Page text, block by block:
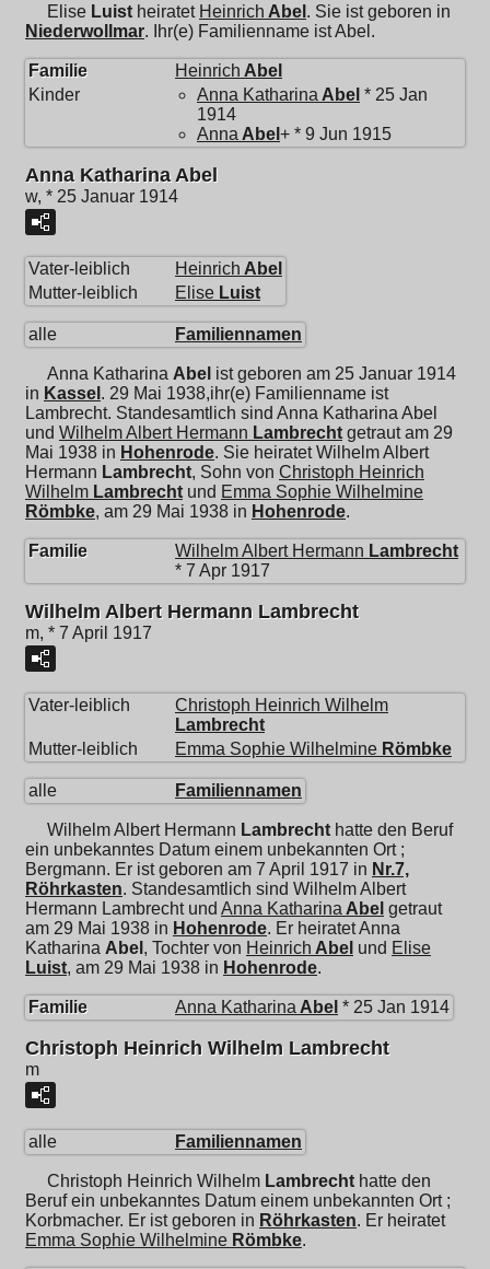
Elise Luist heiratet Heinrich Abel . Sie ist geboren in
Niederwollmar. Ihr(e) Familienname ist Abel.
Familie Heinrich Abel
Kinder
Anna Katharina Abel * 25 Jan
1914
Anna Abel + * 9 Jun 1915
Anna Katharina Abel
w, * 25 Januar 1914
Vater-leiblich Heinrich Abel
Mutter-leiblich
Elise Luist
alle Familiennamen
Anna Katharina Abel ist geboren am 25 Januar 1914
in Kassel . 29 Mai 1938,ihr(e) Familienname ist
Lambrecht. Standesamtlich sind Anna Katharina Abel
und Wilhelm Albert Hermann Lambrecht getraut am 29
Mai 1938 in Hohenrode. Sie heiratetWilhelm Albert
Hermann Lambrecht, Sohn von Christoph Heinrich
Wilhelm Lambrecht und Emma Sophie Wilhelmine
Römbke, am 29 Mai 1938 in Hohenrode.
Familie Wilhelm Albert Hermann Lambrecht
* 7 Apr 1917
Wilhelm Albert Hermann Lambrecht
m, * 7 April 1917
Vater-leiblich
Christoph Heinrich Wilhelm
Lambrecht
Mutter-leiblich
Emma Sophie Wilhelmine Römbke
alle Familiennamen
Wilhelm Albert Hermann Lambrecht hatte den Beruf
ein unbekanntes Datum einem unbekannten Ort ;
Bergmann. Er ist geboren am 7 April 1917 in Nr.7,
Röhrkasten. Standesamtlich sind Wilhelm Albert
Hermann Lambrecht und Anna Katharina Abel getraut
am 29 Mai 1938 in Hohenrode. Er heiratetAnna
Katharina Abel , Tochter von Heinrich Abel und Elise
Luist, am 29 Mai 1938 in Hohenrode.
Familie Anna Katharina Abel * 25 Jan 1914
Christoph Heinrich Wilhelm Lambrecht
m
alle Familiennamen
Christoph Heinrich Wilhelm Lambrecht hatte den
Beruf ein unbekanntes Datum einem unbekannten Ort ;
Korbmacher. Er ist geboren in Röhrkasten. Er heiratet
Emma Sophie Wilhelmine Römbke.